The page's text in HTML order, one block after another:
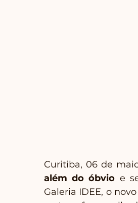
Curitiba, 06 de
além do óbvio e
Galeria IDEE, o